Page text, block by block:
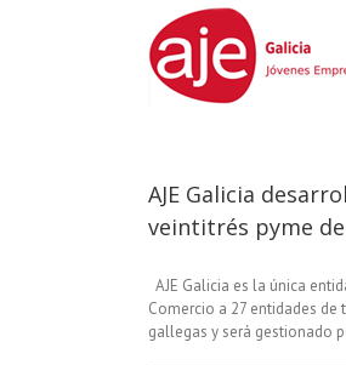
AJE Galicia
veintitrés pyme
AJE Galicia es la única
Comercio a 27 entidades de
gallegas y será gestionado